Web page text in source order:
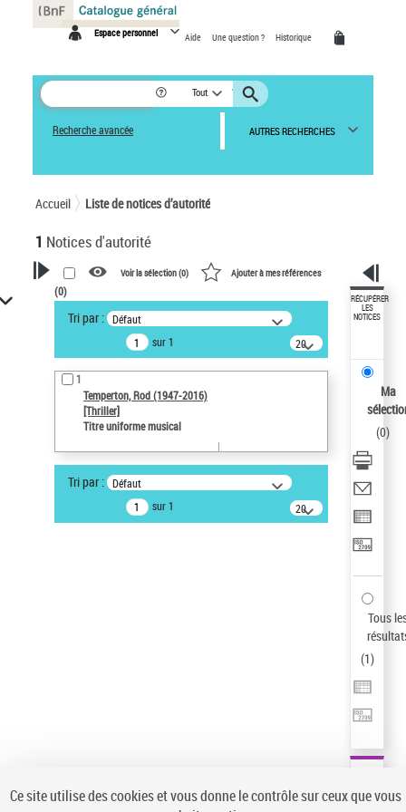
Espace personnel Aide Une question ? Historique
Tout
Recherche avancée AUTRES RECHERCHES
Accueil Liste de notices d’autorité
1 Notices d'autorité
VOTRE RECHERCHE
Recherche avancée dans les
notices d’autorité
Œuvres liées à l'auteur :
Temperton, Rod (1947-2016)
Auteur d’œuvre
Statut de la notice d’autorité
Notice élémentaire
Type de notice d'autorité
Voir la sélection (0) Ajouter à mes références
(0)
Tri par : Défaut
sur 1
20
résultats/page
1
Temperton, Rod (1947-2016)
[Thriller]
Titre uniforme musical
Tri par : Défaut
sur 1
20
résultats/page
RÉCUPÉRER
LES
NOTICES
Ma
(0)
Tous
(1)
Panneau de gestion des cookies
Ce site utilise des cookies et vous donne le contrôle sur ceux que vous